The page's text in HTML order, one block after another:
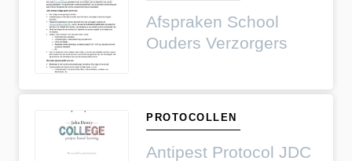
Afspraken School
Ouders Verzorgers
PROTOCOLLEN
Antipest Protocol JDC